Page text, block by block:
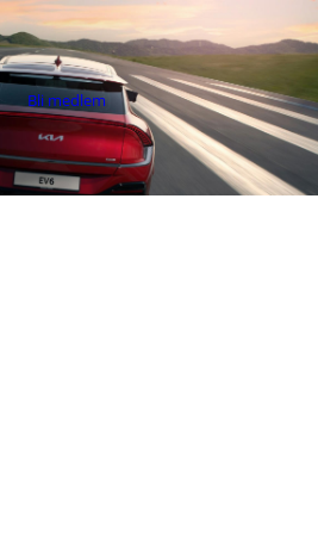
Bli medlem